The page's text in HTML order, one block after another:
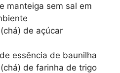
manteiga sem sal em
de açúcar
essência de baunilha
de farinha de trigo